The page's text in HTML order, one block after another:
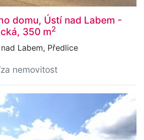
domu, Ústí nad Labem -
350 m2
Labem, Předlice
nemovitost